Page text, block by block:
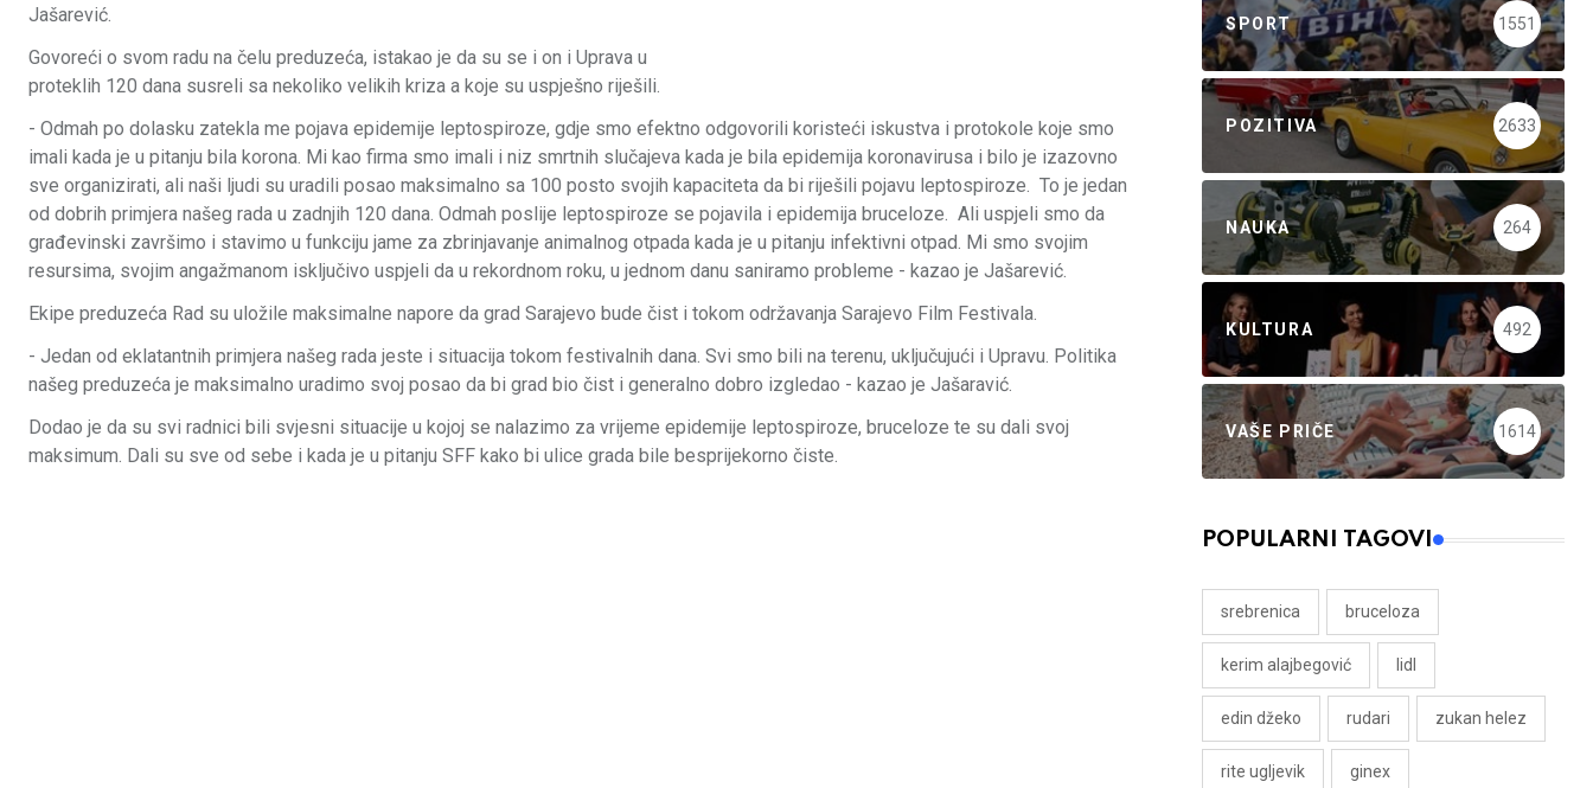
Jašarević.
Govoreći o svom radu na čelu preduzeća, istakao je da su se i on i Uprava u
proteklih 120 dana susreli sa nekoliko velikih kriza a koje su uspješno riješili.
- Odmah po dolasku zatekla me pojava epidemije leptospiroze, gdje smo efektno odgovorili koristeći iskustva i protokole koje smo
imali kada je u pitanju bila korona. Mi kao firma smo imali i niz smrtnih slučajeva kada je bila epidemija koronavirusa i bilo je izazovno
sve organizirati, ali naši ljudi su uradili posao maksimalno sa 100 posto svojih kapaciteta da bi riješili pojavu leptospiroze. To je jedan
od dobrih primjera našeg rada u zadnjih 120 dana. Odmah poslije leptospiroze se pojavila i epidemija bruceloze. Ali uspjeli smo da
građevinski završimo i stavimo u funkciju jame za zbrinjavanje animalnog otpada kada je u pitanju infektivni otpad. Mi smo svojim
resursima, svojim angažmanom isključivo uspjeli da u rekordnom roku, u jednom danu saniramo probleme - kazao je Jašarević.
Ekipe preduzeća Rad su uložile maksimalne napore da grad Sarajevo bude čist i tokom održavanja Sarajevo Film Festivala.
- Jedan od eklatantnih primjera našeg rada jeste i situacija tokom festivalnih dana. Svi smo bili na terenu, uključujući i Upravu. Politika
našeg preduzeća je maksimalno uradimo svoj posao da bi grad bio čist i generalno dobro izgledao - kazao je Jašaravić.
Dodao je da su svi radnici bili svjesni situacije u kojoj se nalazimo za vrijeme epidemije leptospiroze, bruceloze te su dali svoj
maksimum. Dali su sve od sebe i kada je u pitanju SFF kako bi ulice grada bile besprijekorno čiste.
SPORT 1551
POZITIVA 2633
NAUKA 264
KULTURA 492
VAŠE PRIČE 1614
POPULARNI TAGOVI
srebrenica bruceloza
kerim alajbegović lidl
edin džeko rudari zukan helez
rite ugljevik ginex